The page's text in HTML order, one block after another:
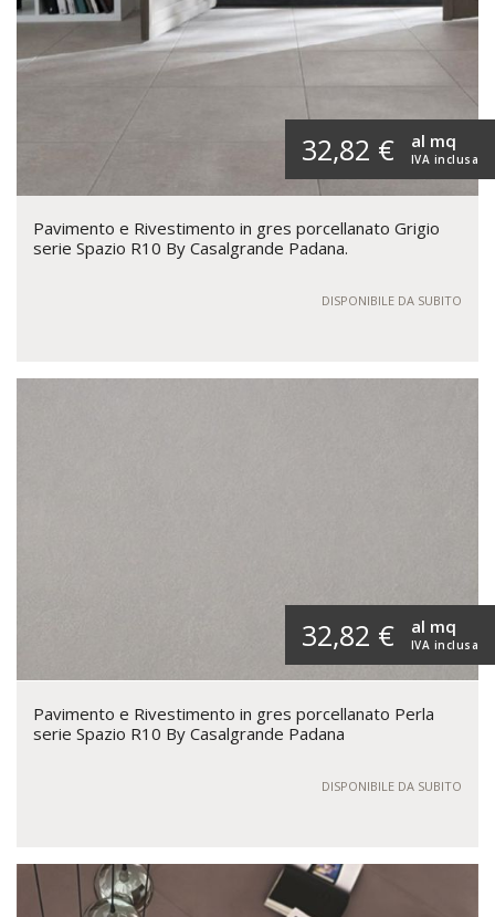
32,82 € IVA inclusa
al mq
Pavimento e Rivestimento in gres porcellanato Grigio
serie Spazio R10 By Casalgrande Padana.
DISPONIBILE DA SUBITO
32,82 € IVA inclusa
al mq
Pavimento e Rivestimento in gres porcellanato Perla
serie Spazio R10 By Casalgrande Padana
DISPONIBILE DA SUBITO